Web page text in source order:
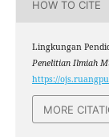
HOW TO CITE
Lingkungan
Penelitian Ilmiah
https://
MORE